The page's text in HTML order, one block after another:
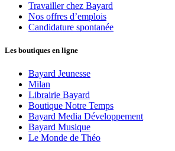
Travailler chez Bayard
Nos offres d’emplois
Candidature spontanée
Les boutiques en ligne
Bayard Jeunesse
Milan
Librairie Bayard
Boutique Notre Temps
Bayard Media Développement
Bayard Musique
Le Monde de Théo